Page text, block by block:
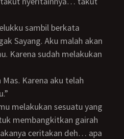
Sayang. Aku malah akan
Karena sudah melakukan
membangkitkan gairah
ceritakan deh… apa